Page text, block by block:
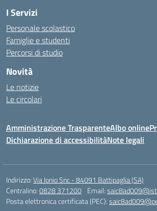
I Servizi
Personale scolastico
Famiglie e studenti
Percorsi di studio
Novità
Le notizie
Le circolari
Amministrazione TrasparenteAlbo online
Dichiarazione di accessibilitàNote legali
Indirizzo:Via Ionio Snc - 84091 Battipaglia (SA)
Centralino:0828 371200 Email:
Posta elettronica certificata (PEC):